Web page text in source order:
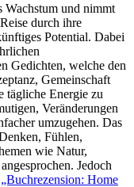
Wachstum und nimmt
durch ihre
Potential. Dabei
Gedichten, welche den
Gemeinschaft
tägliche Energie zu
Veränderungen
umzugehen. Das
Fühlen,
wie Natur,
Jedoch
„Buchrezension: Home